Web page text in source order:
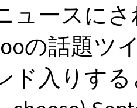
ュースに
の話題ツ
ド入りす